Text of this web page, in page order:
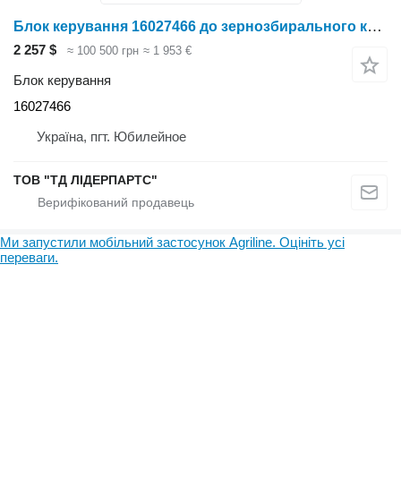
Блок керування 16027466 до зернозбирального комбайна Deutz-Fahr
2 257 $ ≈ 100 500 грн ≈ 1 953 €
Блок керування
16027466
Україна, пгт. Юбилейное
ТОВ "ТД ЛІДЕРПАРТС"
Ми запустили мобільний застосунок Agriline. Оцініть усі
переваги.